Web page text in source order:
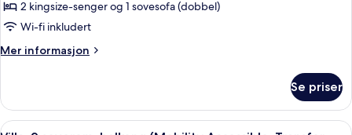
2
soverom,
balkong
Roll-
In
2 kingsize-senger og 1 sovesofa (dobbel)
Wi-fi inkludert
Mer informasjon
Mer
2
soverom,
Se priser
Åpne
Flatskjerm-TV, DVD-spiller,